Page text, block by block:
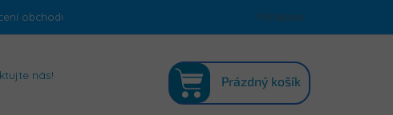
obchodu Podmínky ochrany osobních údajů Mapa serveru
Přihlášení
nás!
KOŠÍK
Prázdný košík